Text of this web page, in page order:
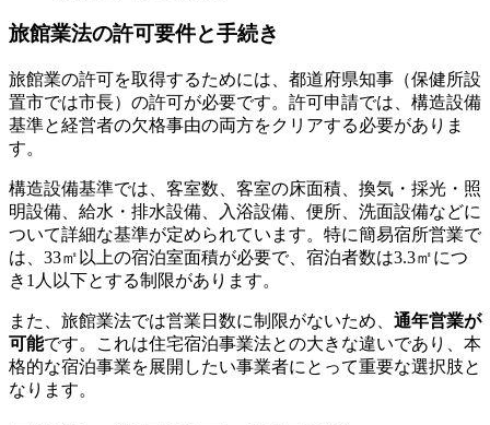
旅館業法の許可要件と手続き
旅館業の許可を取得するためには、都道府県知事（保健所設
置市では市長）の許可が必要です。許可申請では、構造設備
基準と経営者の欠格事由の両方をクリアする必要がありま
す。
構造設備基準では、客室数、客室の床面積、換気・採光・照
明設備、給水・排水設備、入浴設備、便所、洗面設備などに
ついて詳細な基準が定められています。特に簡易宿所営業で
は、33㎡以上の宿泊室面積が必要で、宿泊者数は3.3㎡につ
き1人以下とする制限があります。
また、旅館業法では営業日数に制限がないため、 通年営業が
可能です。これは住宅宿泊事業法との大きな違いであり、本
格的な宿泊事業を展開したい事業者にとって重要な選択肢と
なります。